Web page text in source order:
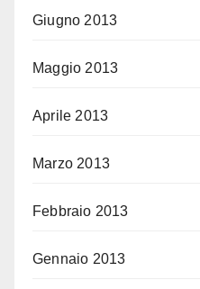
Giugno 2013
Maggio 2013
Aprile 2013
Marzo 2013
Febbraio 2013
Gennaio 2013